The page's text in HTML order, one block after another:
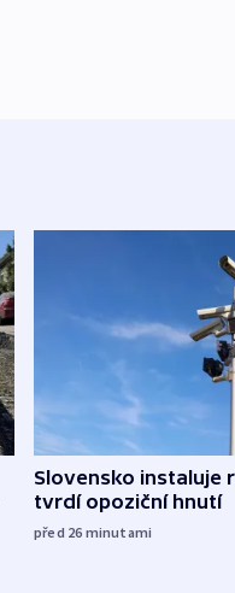
Slovensko instaluje
tvrdí opoziční hnutí
před 26 minutami